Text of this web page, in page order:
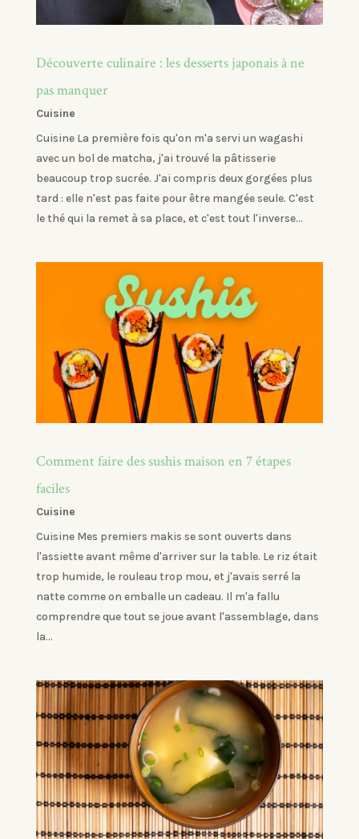
Découverte culinaire : les desserts japonais à ne
pas manquer
Cuisine
Cuisine La première fois qu'on m'a servi un wagashi
avec un bol de matcha, j'ai trouvé la pâtisserie
beaucoup trop sucrée. J'ai compris deux gorgées plus
tard : elle n'est pas faite pour être mangée seule. C'est
le thé qui la remet à sa place, et c'est tout l'inverse...
Comment faire des sushis maison en 7 étapes
faciles
Cuisine
Cuisine Mes premiers makis se sont ouverts dans
l'assiette avant même d'arriver sur la table. Le riz était
trop humide, le rouleau trop mou, et j'avais serré la
natte comme on emballe un cadeau. Il m'a fallu
comprendre que tout se joue avant l'assemblage, dans
la...